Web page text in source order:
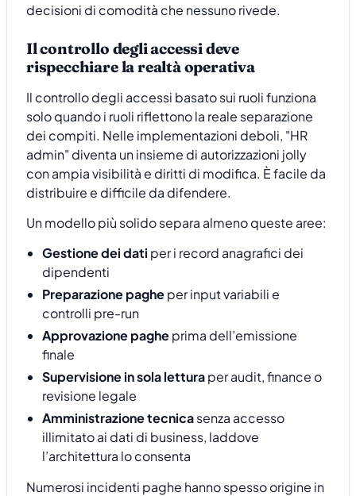
decisioni di comodità che nessuno rivede.
Il controllo degli accessi deve
rispecchiare la realtà operativa
Il controllo degli accessi basato sui ruoli funziona
solo quando i ruoli riflettono la reale separazione
dei compiti. Nelle implementazioni deboli, "HR
admin" diventa un insieme di autorizzazioni jolly
con ampia visibilità e diritti di modifica. È facile da
distribuire e difficile da difendere.
Un modello più solido separa almeno queste aree:
Gestione dei dati per i record anagrafici dei
dipendenti
Preparazione pagheper input variabili e
controlli pre-run
Approvazione pagheprima dell’emissione
finale
Supervisione in sola letturaper audit, finance o
revisione legale
Amministrazione tecnicasenza accesso
illimitato ai dati di business, laddove
l’architettura lo consenta
Numerosi incidenti paghe hanno spesso origine in